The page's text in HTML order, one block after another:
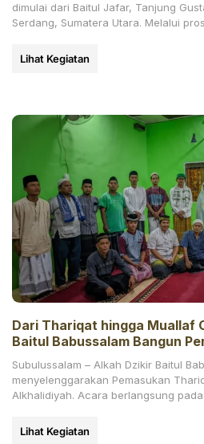
dimulai dari Baitul Jafar, Tanjung
Serdang, Sumatera Utara. Melalui
Lihat Kegiatan
Dari Thariqat hingga Muallaf
Baitul Babussalam Bangun
Berkelanjutan, di Bawah
Padang
Subulussalam – Alkah Dzikir Baitul
menyelenggarakan Pemasukan
Alkhalidiyah. Acara berlangsung pada
Lihat Kegiatan